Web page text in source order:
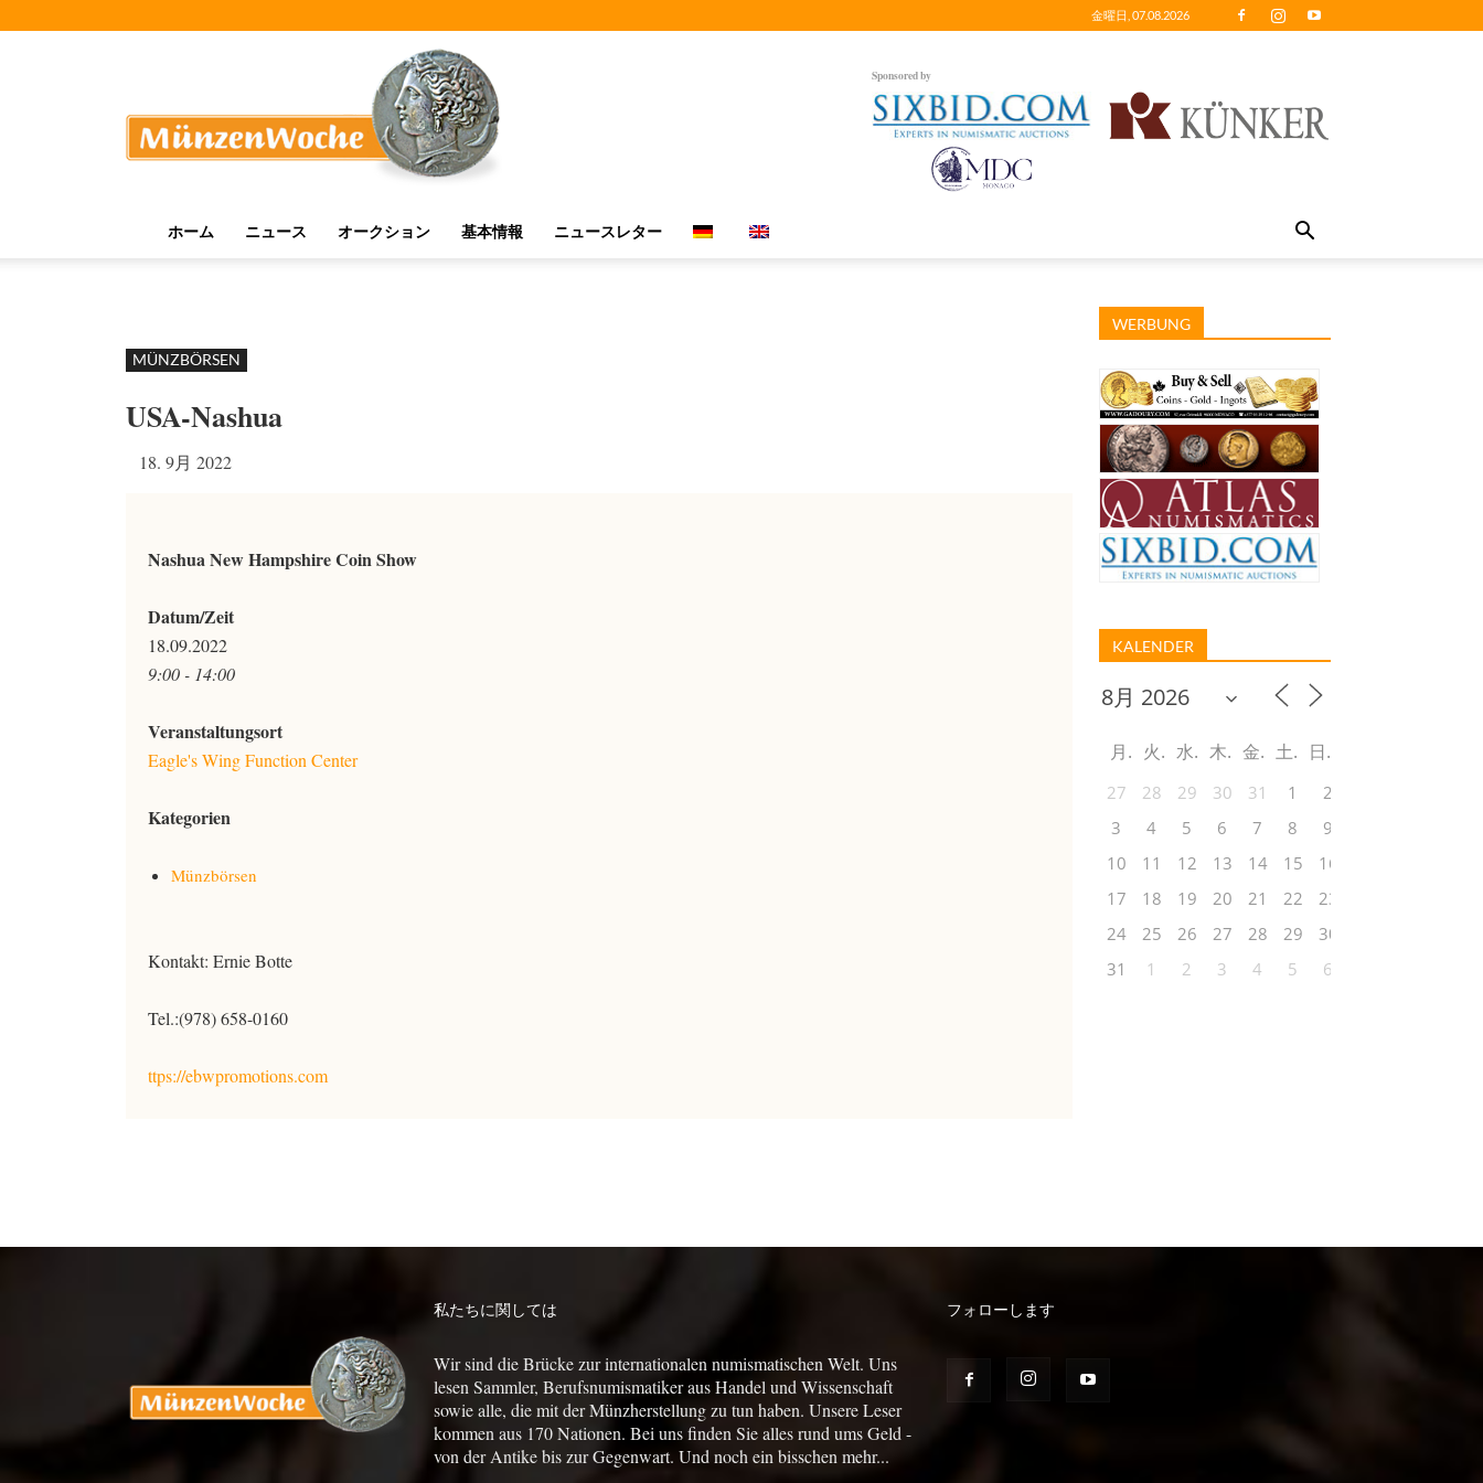
金曜日, 07.08.2026
Sponsored by
ホーム ニュース オークション 基本情報 ニュースレター
MÜNZBÖRSEN
USA-Nashua
18. 9月 2022
Nashua New Hampshire Coin Show
Datum/Zeit
18.09.2022
9:00 - 14:00
Veranstaltungsort
Eagle's Wing Function Center
Kategorien
Münzbörsen
Kontakt: Ernie Botte
Tel.:(978) 658-0160
ttps://ebwpromotions.com
WERBUNG
KALENDER
月 火 水 木 金 土 日
27 28 29 30 31 1
2
3
4 5 6 7 8
9
10
11 12 13 14 15
16
17
18 19 20 21 22
23
24
25 26 27 28 29
30
31
1 2 3 4 5 6
私たちに関しては
Wir sind die Brücke zur internationalen numismatischen Welt. Uns
lesen Sammler, Berufsnumismatiker aus Handel und Wissenschaft
sowie alle, die mit der Münzherstellung zu tun haben. Unsere Leser
kommen aus 170 Nationen. Bei uns finden Sie alles rund ums Geld -
von der Antike bis zur Gegenwart. Und noch ein bisschen mehr...
フォローします